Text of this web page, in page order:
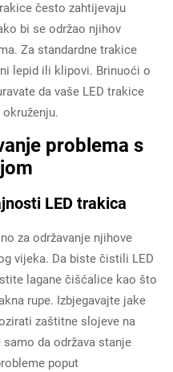
često zahtijevaju
bi se održao njihov
Za standardne trakice
lepid ili klipovi. Brinuoći o
da vaše LED trakice
problema s
LED trakica
za održavanje njihove
vijeka. Da biste čistili LED
lagane čišćalice kao što
rupe. Izbjegavajte jake
zaštitne slojeve na
da održava stanje
poput